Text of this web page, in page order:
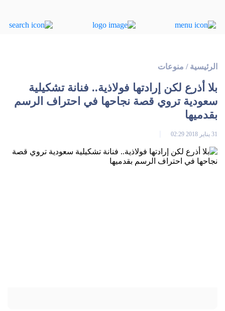
الرئيسية / منوعات
بلا أذرع لكن إرادتها فولاذية.. فنانة تشكيلية
سعودية تروي قصة نجاحها في احتراف الرسم
بقدميها
31 يناير 2018 02:29